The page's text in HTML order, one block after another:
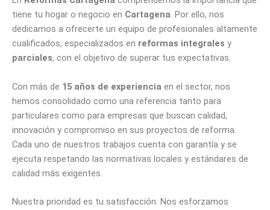
tiene tu hogar o negocio en Cartagena. Por ello, nos
dedicamos a ofrecerte un equipo de profesionales altamente
cualificados, especializados en reformas integrales y
parciales, con el objetivo de superar tus expectativas.
Con más de 15 años de experiencia en el sector, nos
hemos consolidado como una referencia tanto para
particulares como para empresas que buscan calidad,
innovación y compromiso en sus proyectos de reforma.
Cada uno de nuestros trabajos cuenta con garantía y se
ejecuta respetando las normativas locales y estándares de
calidad más exigentes.
Nuestra prioridad es tu satisfacción. Nos esforzamos